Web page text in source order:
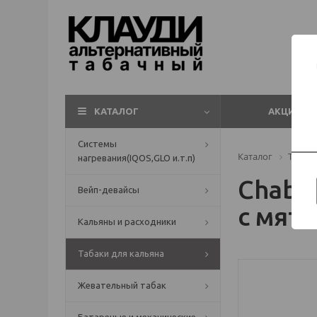
КАТАЛОГ АКЦИИ
Системы
нагревания(IQOS,GLO и.т.п)
Вейп-девайсы
Кальяны и расходники
Табаки для кальяна
Жевательный табак
Каталог
с